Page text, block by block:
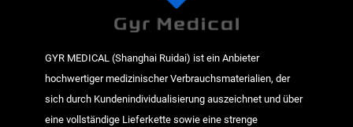
GYR MEDICAL (Shanghai Ruidai) ist ein Anbieter
hochwertiger medizinischer Verbrauchsmaterialien, der
sich durch Kundenindividualisierung auszeichnet und über
eine vollständige Lieferkette sowie eine strenge